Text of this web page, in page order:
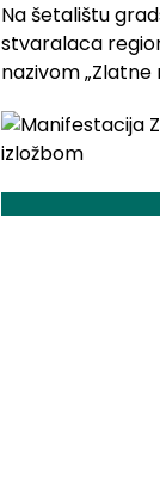
Na šetalištu
stvaralaca
nazivom „Zlatne